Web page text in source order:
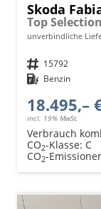
Skoda
unverbindliche
Fahrzeugnr. 15792
Kraftstoff Benzin
18.495,–
incl. 19% MwSt.
Verbrauch
CO2-Klasse: C
CO2-